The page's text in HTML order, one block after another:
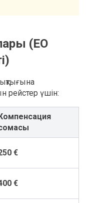
(ЕО
рейстер үшін:
€
€